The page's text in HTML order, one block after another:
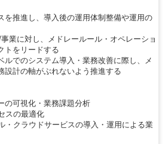
を推進し、導入後の運用体制整備や運用の
業に対し、メドレールール・オペレーショ
トをリードする
ルでのシステム導入・業務改善に際し、メ
設計の軸がぶれないよう推進する
の可視化・業務課題分析
スの最適化
・クラウドサービスの導入・運用による業